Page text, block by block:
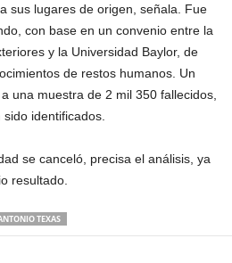
sus lugares de origen, señala. Fue
con base en un convenio entre la
y la Universidad Baylor, de
de restos humanos. Un
una muestra de 2 mil 350 fallecidos,
identificados.
se canceló, precisa el análisis, ya
resultado.
TEXAS